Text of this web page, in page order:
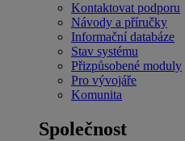
Kontaktovat podporu
Návody a příručky
Informační databáze
Stav systému
Přizpůsobené moduly
Pro vývojáře
Komunita
Společnost